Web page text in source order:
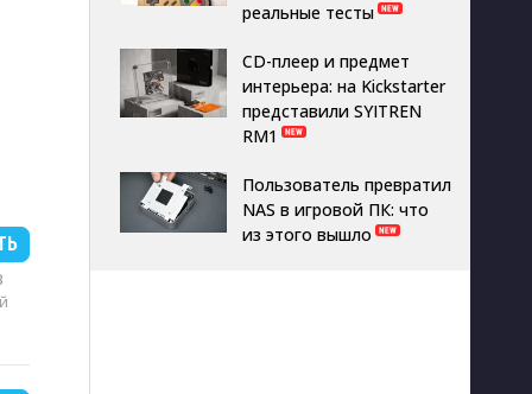
реальные тесты
CD-плеер и предмет
интерьера: на Kickstarter
представили SYITREN
RM1
Пользователь превратил
NAS в игровой ПК: что
из этого вышло